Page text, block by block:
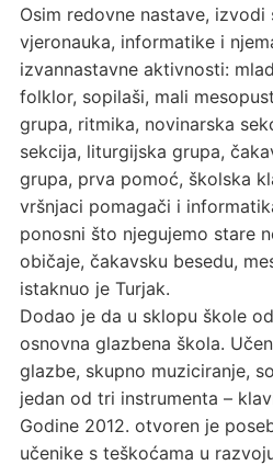
Osim redovne nastave,
vjeronauka, informatike i
izvannastavne aktivnosti:
folklor, sopilaši, mali
grupa, ritmika, novinarska
sekcija, liturgijska grupa,
grupa, prva pomoć, školska
vršnjaci pomagači i
ponosni što njegujemo stare
običaje, čakavsku besedu,
istaknuo je Turjak.
Dodao je da u sklopu škole
osnovna glazbena škola.
glazbe, skupno muziciranje,
jedan od tri instrumenta –
Godine 2012. otvoren je
učenike s teškoćama u